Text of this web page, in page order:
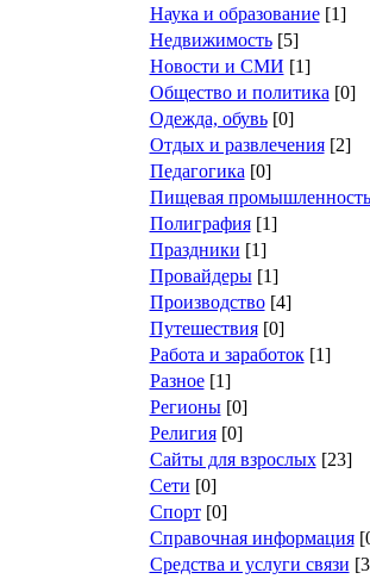
Наука и образование[1]
Недвижимость[5]
Новости и СМИ [1]
Общество и политика [0]
Одежда, обувь[0]
Отдых и развлечения[2]
Педагогика [0]
Пищевая промышленность
Полиграфия[1]
Праздники [1]
Провайдеры[1]
Производство[4]
Путешествия[0]
Работа и заработок[1]
Разное[1]
Регионы[0]
Религия[0]
Сайты для взрослых[23]
Сети [0]
Спорт[0]
Справочная информация
Средства и услуги связи